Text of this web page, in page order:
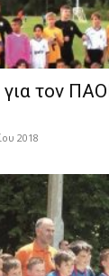
για τον
2018